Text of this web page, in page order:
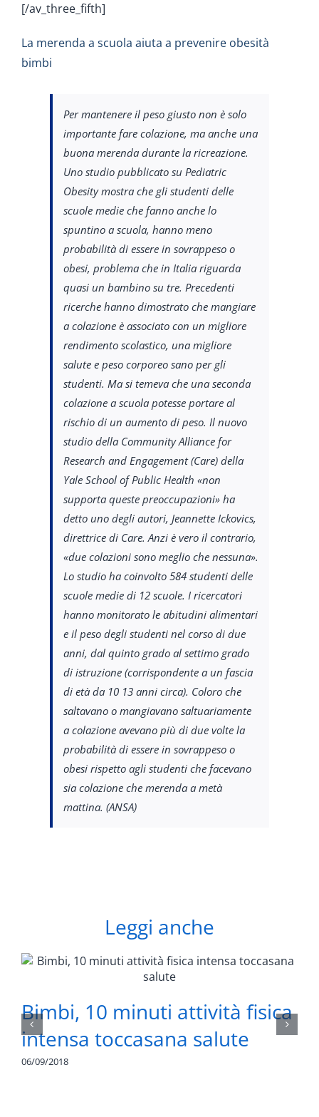
[/av_three_fifth]
La merenda a scuola aiuta a prevenire obesità
bimbi
Per mantenere il peso giusto non è solo
importante fare colazione, ma anche una
buona merenda durante la ricreazione.
Uno studio pubblicato su Pediatric
Obesity mostra che gli studenti delle
scuole medie che fanno anche lo
spuntino a scuola, hanno meno
probabilità di essere in sovrappeso o
obesi, problema che in Italia riguarda
quasi un bambino su tre. Precedenti
ricerche hanno dimostrato che mangiare
a colazione è associato con un migliore
rendimento scolastico, una migliore
salute e peso corporeo sano per gli
studenti. Ma si temeva che una seconda
colazione a scuola potesse portare al
rischio di un aumento di peso. Il nuovo
studio della Community Alliance for
Research and Engagement (Care) della
Yale School of Public Health «non
supporta queste preoccupazioni» ha
detto uno degli autori, Jeannette Ickovics,
direttrice di Care. Anzi è vero il contrario,
«due colazioni sono meglio che nessuna».
Lo studio ha coinvolto 584 studenti delle
scuole medie di 12 scuole. I ricercatori
hanno monitorato le abitudini alimentari
e il peso degli studenti nel corso di due
anni, dal quinto grado al settimo grado
di istruzione (corrispondente a un fascia
di età da 10 13 anni circa). Coloro che
saltavano o mangiavano saltuariamente
a colazione avevano più di due volte la
probabilità di essere in sovrappeso o
obesi rispetto agli studenti che facevano
sia colazione che merenda a metà
mattina. (ANSA)
Leggi anche
Bimbi, 10 minuti attività fisica
intensa toccasana salute
06/09/2018